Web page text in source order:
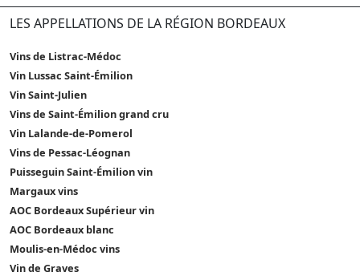
LES APPELLATIONS DE LA RÉGION BORDEAUX
Vins de Listrac-Médoc
Vin Lussac Saint-Émilion
Vin Saint-Julien
Vins de Saint-Émilion grand cru
Vin Lalande-de-Pomerol
Vins de Pessac-Léognan
Puisseguin Saint-Émilion vin
Margaux vins
AOC Bordeaux Supérieur vin
AOC Bordeaux blanc
Moulis-en-Médoc vins
Vin de Graves